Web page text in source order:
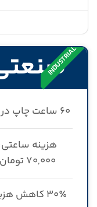
INDUSTRIAL
۶۰ ساعت چاپ در ماه
هزینه
۷۰,۰۰۰ تومان
۳۰٪ کاهش هزینه